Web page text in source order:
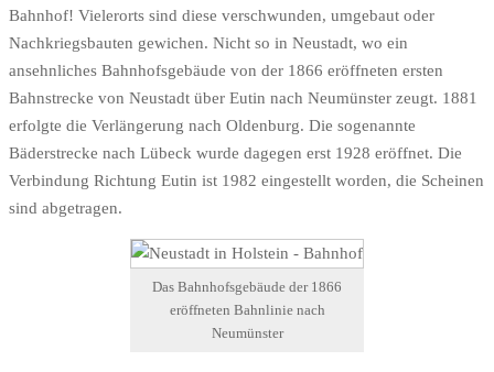
Bahnhof! Vielerorts sind diese verschwunden, umgebaut oder
Nachkriegsbauten gewichen. Nicht so in Neustadt, wo ein
ansehnliches Bahnhofsgebäude von der 1866 eröffneten ersten
Bahnstrecke von Neustadt über Eutin nach Neumünster zeugt. 1881
erfolgte die Verlängerung nach Oldenburg. Die sogenannte
Bäderstrecke nach Lübeck wurde dagegen erst 1928 eröffnet. Die
Verbindung Richtung Eutin ist 1982 eingestellt worden, die Scheinen
sind abgetragen.
Das Bahnhofsgebäude der 1866
eröffneten Bahnlinie nach
Neumünster